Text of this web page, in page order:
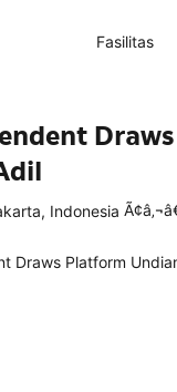
Fasilitas
Indonesia